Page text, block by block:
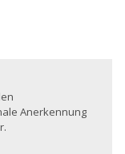
Anerkennung